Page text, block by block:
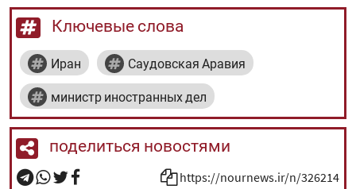
Ключевые слова
Иран Саудовская Аравия
министр иностранных дел
поделиться новостями
https://nournews.ir/n/326214